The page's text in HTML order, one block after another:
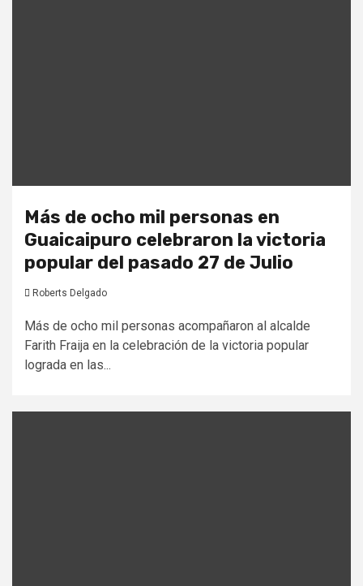
Más de ocho mil personas en
Guaicaipuro celebraron la victoria
popular del pasado 27 de Julio
Roberts Delgado
Más de ocho mil personas acompañaron al alcalde
Farith Fraija en la celebración de la victoria popular
lograda en las...